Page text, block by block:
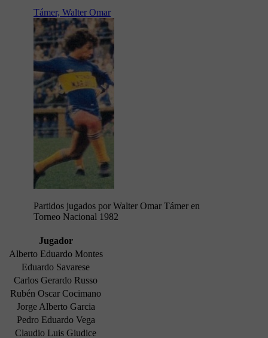
Támer, Walter Omar
Partidos jugados por Walter Omar Támer en
Torneo Nacional 1982
Jugador
Alberto Eduardo Montes
Eduardo Savarese
Carlos Gerardo Russo
Rubén Oscar Cocimano
Jorge Alberto Garcia
Pedro Eduardo Vega
Claudio Luis Giudice